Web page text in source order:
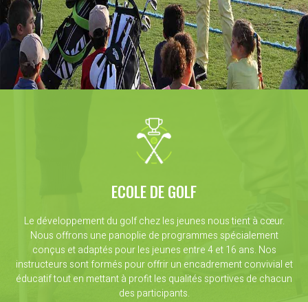
ECOLE DE GOLF
Le développement du golf chez les jeunes nous tient à cœur.
Nous offrons une panoplie de programmes spécialement
conçus et adaptés pour les jeunes entre 4 et 16 ans. Nos
instructeurs sont formés pour offrir un encadrement convivial et
éducatif tout en mettant à profit les qualités sportives de chacun
des participants.